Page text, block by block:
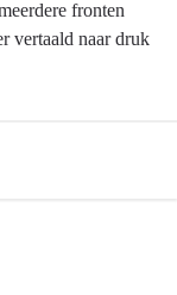
fronten
vertaald naar druk